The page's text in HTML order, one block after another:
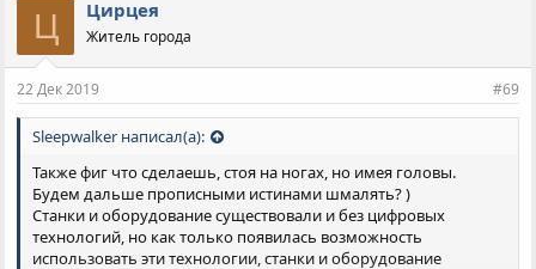
Ц Цирцея
Житель города
22 Дек 2019 #69
Sleepwalker написал(а):
Также фиг что сделаешь, стоя на ногах, но имея головы.
Будем дальше прописными истинами шмалять? )
Станки и оборудование существовали и без цифровых
технологий, но как только появилась возможность
использовать эти технологии, станки и оборудование